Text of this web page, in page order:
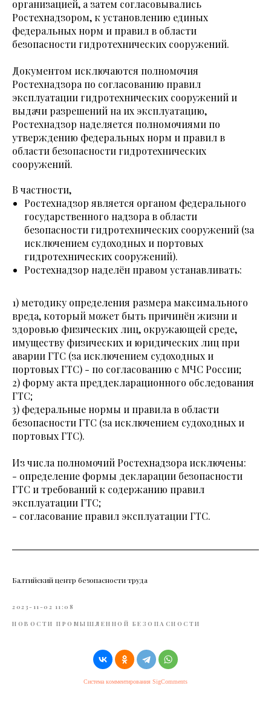
организацией, а затем согласовывались
Ростехнадзором, к установлению единых
федеральных норм и правил в области
безопасности гидротехнических сооружений.
Документом исключаются полномочия
Ростехнадзора по согласованию правил
эксплуатации гидротехнических сооружений и
выдачи разрешений на их эксплуатацию,
Ростехнадзор наделяется полномочиями по
утверждению федеральных норм и правил в
области безопасности гидротехнических
сооружений.
В частности,
Ростехнадзор является органом федерального
государственного надзора в области
безопасности гидротехнических сооружений (за
исключением судоходных и портовых
гидротехнических сооружений).
Ростехнадзор наделён правом устанавливать:
1) методику определения размера максимального
вреда, который может быть причинён жизни и
здоровью физических лиц, окружающей среде,
имуществу физических и юридических лиц при
аварии ГТС (за исключением судоходных и
портовых ГТС) - по согласованию с МЧС России;
2) форму акта преддекларационного обследования
ГТС;
3) федеральные нормы и правила в области
безопасности ГТС (за исключением судоходных и
портовых ГТС).
Из числа полномочий Ростехнадзора исключены:
- определение формы декларации безопасности
ГТС и требований к содержанию правил
эксплуатации ГТС;
- согласование правил эксплуатации ГТС.
Балтийский центр безопасности труда
2023-11-02 11:08
НОВОСТИ ПРОМЫШЛЕННОЙ БЕЗОПАСНОСТИ
Система комментирования SigComments